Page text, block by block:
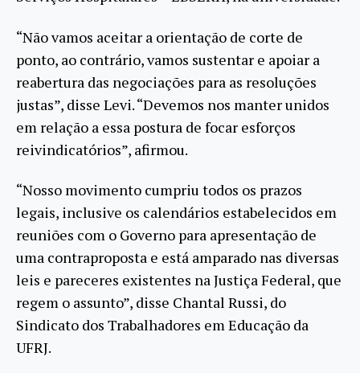
“Não vamos aceitar a orientação de corte de
ponto, ao contrário, vamos sustentar e apoiar a
reabertura das negociações para as resoluções
justas”, disse Levi. “Devemos nos manter unidos
em relação a essa postura de focar esforços
reivindicatórios”, afirmou.
“Nosso movimento cumpriu todos os prazos
legais, inclusive os calendários estabelecidos em
reuniões com o Governo para apresentação de
uma contraproposta e está amparado nas diversas
leis e pareceres existentes na Justiça Federal, que
regem o assunto”, disse Chantal Russi, do
Sindicato dos Trabalhadores em Educação da
UFRJ.